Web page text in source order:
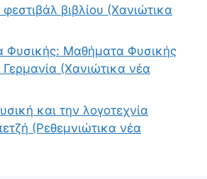
βιβλίου (Χανιώτικα
Φυσικής: Μαθήματα Φυσικής
Γερμανία (Χανιώτικα νέα
και την λογοτεχνία
(Ρεθεμνιώτικα νέα